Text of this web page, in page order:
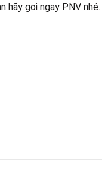
hãy gọi ngay PNV nhé.